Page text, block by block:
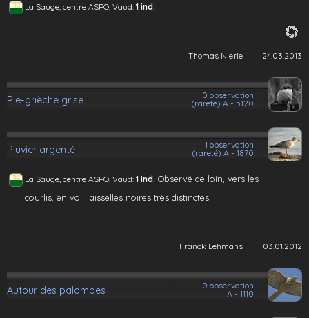
La Sauge, centre ASPO, Vaud: 1 ind.
Thomas Nierle 24.03.2013
Pie-grièche grise
0 observation
(rareté) A - 5120
Pluvier argenté
1 observation
(rareté) A - 1870
La Sauge, centre ASPO, Vaud: 1 ind. Observé de loin, vers les
courlis, en vol : aisselles noires très distinctes
Franck Lehmans 03.01.2012
Autour des palombes
0 observation
A - 1110